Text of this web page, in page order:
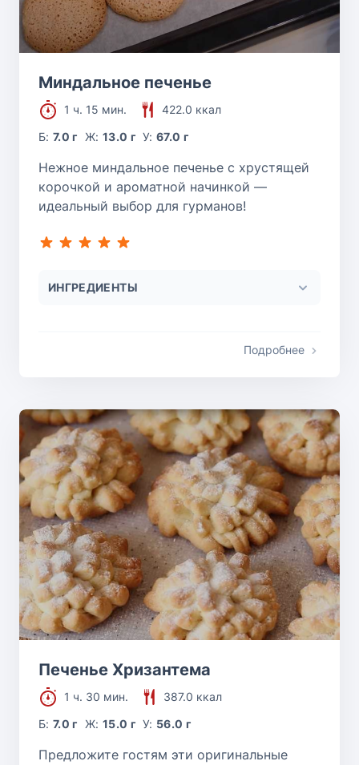
Миндальное печенье
1 ч. 15 мин.
422.0 ккал
Б:7.0 г Ж: 13.0 г У:67.0 г
Нежное миндальное печенье с хрустящей
корочкой и ароматной начинкой —
идеальный выбор для гурманов!
ИНГРЕДИЕНТЫ
Подробнее
Печенье Хризантема
1 ч. 30 мин.
387.0 ккал
Б:7.0 г Ж: 15.0 г У: 56.0 г
Предложите гостям эти оригинальные